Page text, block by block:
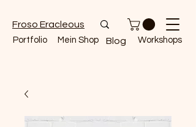
Froso Eracleous
Portfolio Mein Shop Blog Workshops